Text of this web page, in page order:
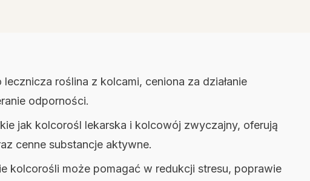
roślina z kolcami, ceniona za działanie
odporności.
jak kolcorośl lekarska i kolcowój zwyczajny, oferują
cenne substancje aktywne.
kolcorośli może pomagać w redukcji stresu, poprawie